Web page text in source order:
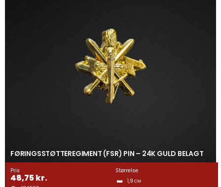
FØRINGSSTØTTEREGIMENT (FSR) PIN – 24K GULD BELAGT
Pris
48,75kr.
Størrelse
1,9 CM